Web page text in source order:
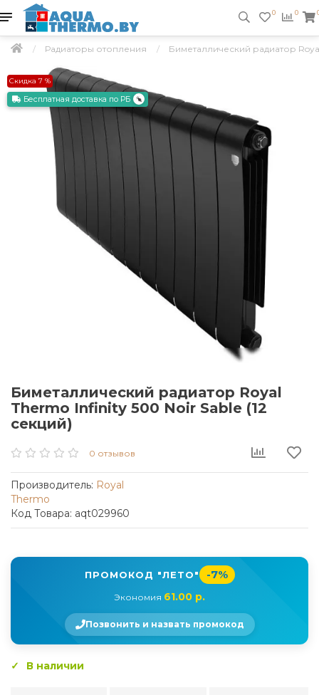
0 0
Радиаторы отопления Биметаллический радиатор
Скидка 7 %
Бесплатная доставка по РБ
Биметаллический радиатор Royal
Thermo Infinity 500 Noir Sable (12
секций)
0 отзывов
Производитель: Royal
Thermo
Код Товара: aqt029960
ПРОМОКОД "ЛЕТО" -7%
Экономия 61.00 р.
Позвонить и назвать промокод
В наличии